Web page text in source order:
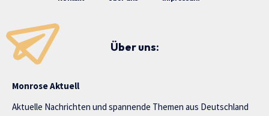
Über uns:
Monrose Aktuell
Aktuelle Nachrichten und spannende Themen aus Deutschland